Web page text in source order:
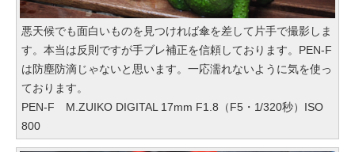
悪天候でも面白いものを見つければ傘を差して片手で撮影しま
す。本当は反則ですが手ブレ補正を信頼しております。PEN-F
は防塵防滴じゃないと思います。一応濡れないように気を使っ
ております。
PEN-F M.ZUIKO DIGITAL 17mm F1.8（F5・1/320秒）ISO
800